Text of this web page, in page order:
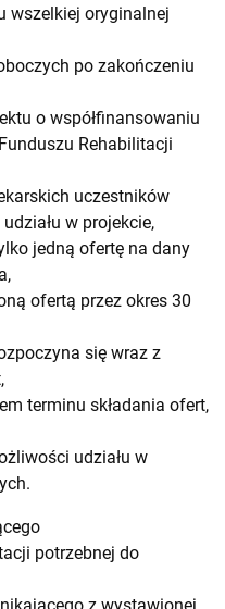
wszelkiej oryginalnej
po zakończeniu
o współfinansowaniu
Rehabilitacji
uczestników
w projekcie,
jedną ofertę na dany
ofertą przez okres 30
się wraz z
terminu składania ofert,
udziału w
potrzebnej do
z wystawionej